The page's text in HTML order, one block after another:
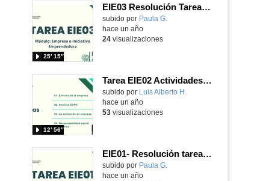
EIE03 Resolución Tarea vídeo 1/2
Contenido educativo.
subido por Paula G.
25′ 15″
hace un año
24visualizaciones
Tarea EIE02 Actividades 1 y 2
Contenido educativo.
subido por Luis Alberto H.
12′ 56″
hace un año
53visualizaciones
EIE01- Resolución tarea vídeo 1-2
Contenido educativo.
subido por Paula G.
hace un año